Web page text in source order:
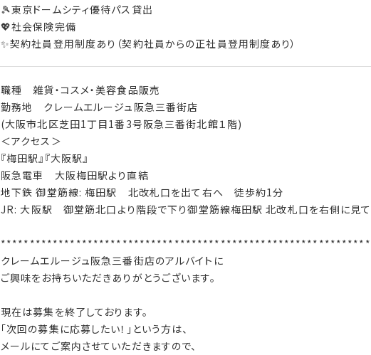
🎾東京ドームシティ優待パス貸出
💖社会保険完備
✨契約社員登用制度あり（契約社員からの正社員登用制度あり）
職種 雑貨・コスメ・美容食品販売
勤務地 クレームエルージュ阪急三番街店
(大阪市北区芝田1丁目1番3号阪急三番街北館１階)
＜アクセス＞
『梅田駅』『大阪駅』
阪急電車 大阪梅田駅より直結
地下鉄 御堂筋線: 梅田駅 北改札口を出て右へ 徒歩約1分
JR: 大阪駅 御堂筋北口より階段で下り御堂筋線梅田駅 北改札口を右側に見
クレームエルージュ阪急三番街店のアルバイトに
ご興味をお持ちいただきありがとうございます。
現在は募集を終了しております。
「次回の募集に応募したい！」という方は、
メールにてご案内させていただきますので、